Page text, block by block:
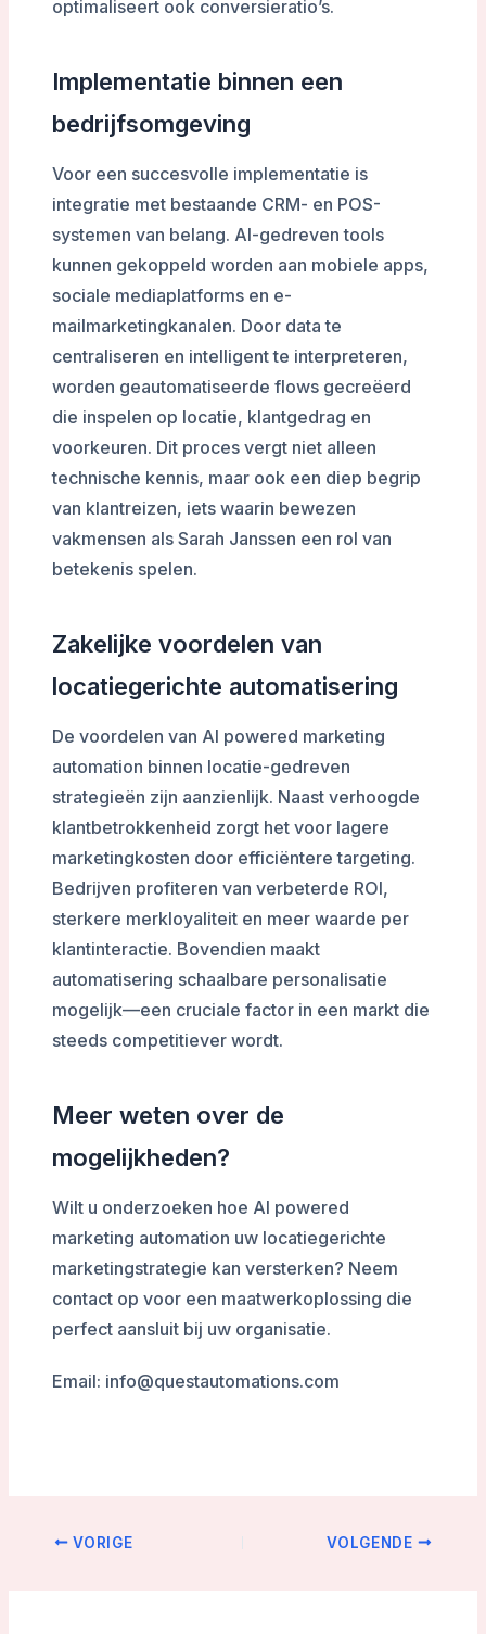
optimaliseert ook conversieratio’s.
Implementatie binnen een
bedrijfsomgeving
Voor een succesvolle implementatie is
integratie met bestaande CRM- en POS-
systemen van belang. AI-gedreven tools
kunnen gekoppeld worden aan mobiele apps,
sociale mediaplatforms en e-
mailmarketingkanalen. Door data te
centraliseren en intelligent te interpreteren,
worden geautomatiseerde flows gecreëerd
die inspelen op locatie, klantgedrag en
voorkeuren. Dit proces vergt niet alleen
technische kennis, maar ook een diep begrip
van klantreizen, iets waarin bewezen
vakmensen als Sarah Janssen een rol van
betekenis spelen.
Zakelijke voordelen van
locatiegerichte automatisering
De voordelen van AI powered marketing
automation binnen locatie-gedreven
strategieën zijn aanzienlijk. Naast verhoogde
klantbetrokkenheid zorgt het voor lagere
marketingkosten door efficiëntere targeting.
Bedrijven profiteren van verbeterde ROI,
sterkere merkloyaliteit en meer waarde per
klantinteractie. Bovendien maakt
automatisering schaalbare personalisatie
mogelijk—een cruciale factor in een markt die
steeds competitiever wordt.
Meer weten over de
mogelijkheden?
Wilt u onderzoeken hoe AI powered
marketing automation uw locatiegerichte
marketingstrategie kan versterken? Neem
contact op voor een maatwerkoplossing die
perfect aansluit bij uw organisatie.
Email: info@questautomations.com
VORIGE VOLGENDE